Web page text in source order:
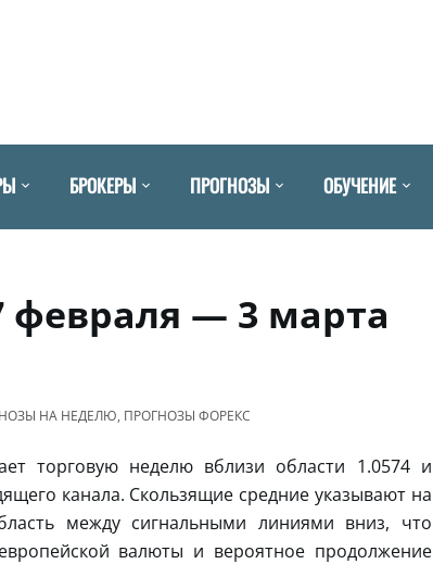
БРОКЕРЫ ПРОГНОЗЫ ОБУЧЕНИЕ
февраля — 3 марта
НА НЕДЕЛЮ, ПРОГНОЗЫ ФОРЕКС
торговую неделю вблизи области 1.0574 и
канала. Скользящие средние указывают на
между сигнальными линиями вниз, что
валюты и вероятное продолжение